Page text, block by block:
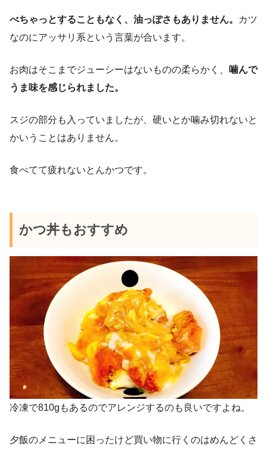
べちゃっとすることもなく、油っぽさもありません。
カツ
なのにアッサリ系という言葉が合います。
お肉はそこまでジューシーはないものの柔らかく、
噛んで
うま味を感じられました。
スジの部分も入っていましたが、硬いとか噛み切れないと
かいうことはありません。
食べてて疲れないとんかつです。
かつ丼もおすすめ
冷凍で810gもあるのでアレンジするのも良いですよね。
夕飯のメニューに困ったけど買い物に行くのはめんどくさ